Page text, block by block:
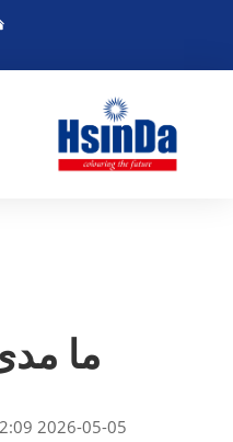
ما
2026-05-05 09:12:09